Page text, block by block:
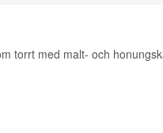
torrt med malt- och